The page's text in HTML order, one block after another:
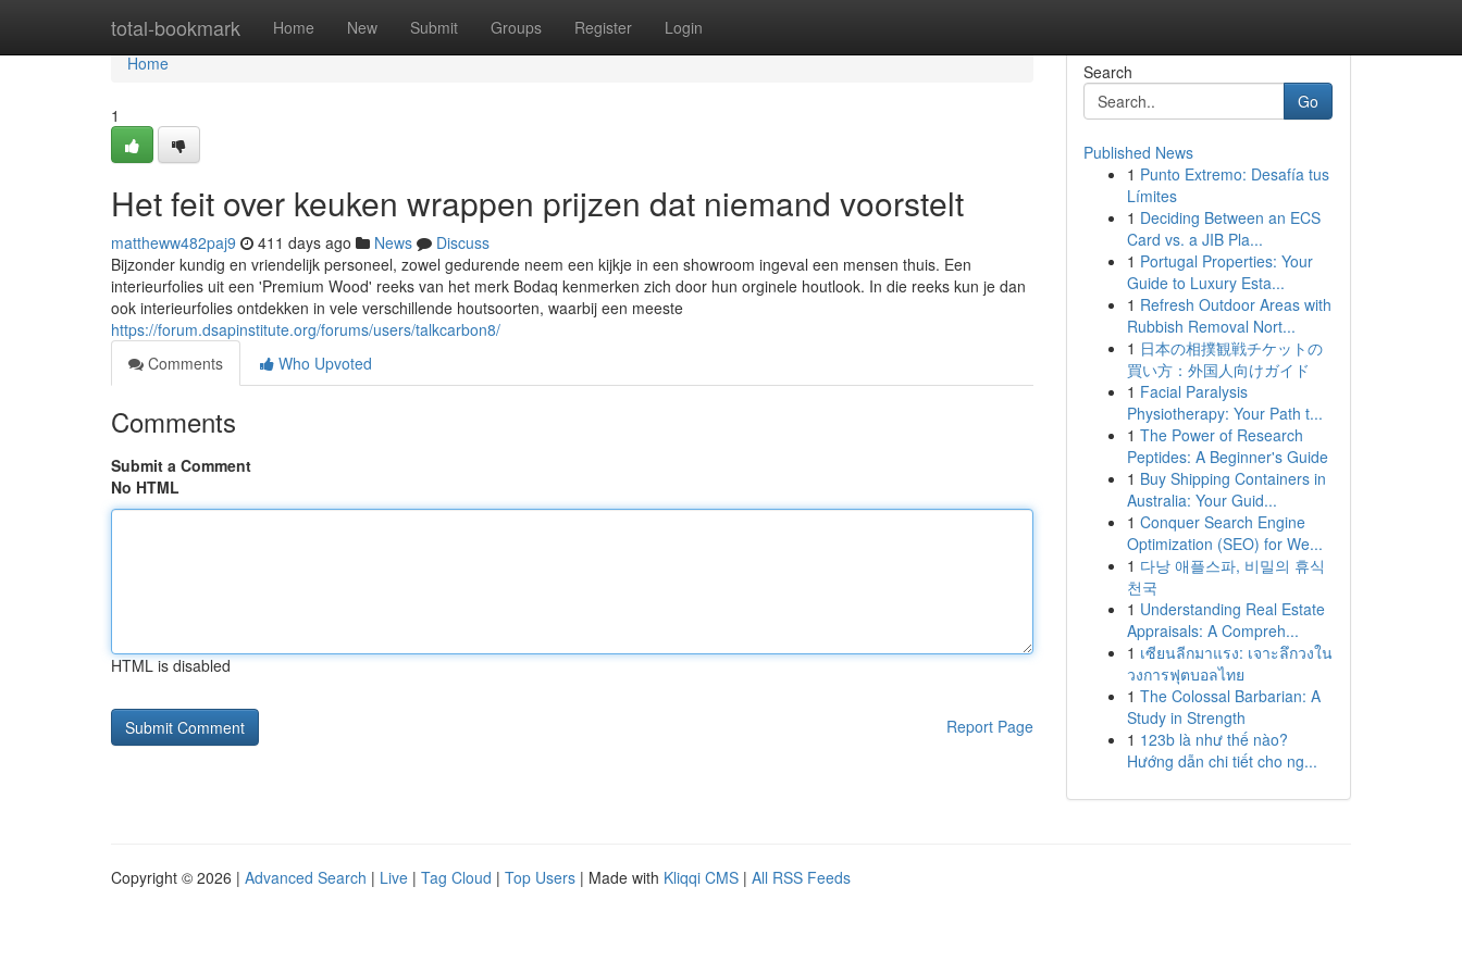
total-bookmark Home New Submit Groups Register Login
Home
Home
1
Het feit over keuken wrappen prijzen dat niemand voorstelt
mattheww482paj9 411 days ago News
Discuss
Bijzonder kundig en vriendelijk personeel, zowel gedurende neem een kijkje in een showroom ingeval een mensen thuis. Een
interieurfolies uit een 'Premium Wood' reeks van het merk Bodaq kenmerken zich door hun orginele houtlook. In die reeks kun je dan
ook interieurfolies ontdekken in vele verschillende houtsoorten, waarbij een meeste
https://forum.dsapinstitute.org/forums/users/talkcarbon8/
Comments
Who Upvoted
Comments
Submit a Comment
No HTML
HTML is disabled
Report Page
Search
Go
Published News
1 Punto Extremo: Desafía tus
Límites
1 Deciding Between an ECS
Card vs. a JIB Pla...
1 Portugal Properties: Your
Guide to Luxury Esta...
1 Refresh Outdoor Areas with
Rubbish Removal Nort...
1 日本の相撲観戦チケットの
買い方：外国人向けガイド
1 Facial Paralysis
Physiotherapy: Your Path t...
1 The Power of Research
Peptides: A Beginner's Guide
1 Buy Shipping Containers in
Australia: Your Guid...
1 Conquer Search Engine
Optimization (SEO) for We...
1 다낭 애플스파, 비밀의 휴식
천국
1 Understanding Real Estate
Appraisals: A Compreh...
1 เซียนลีกมาแรง: เจาะลึกวงใน
วงการฟุตบอลไทย
1 The Colossal Barbarian: A
Study in Strength
1 123b là như thế nào?
Hướng dẫn chi tiết cho ng...
Copyright © 2026 | Advanced Search | Live | Tag Cloud | Top Users | Made with Kliqqi CMS | All RSS Feeds